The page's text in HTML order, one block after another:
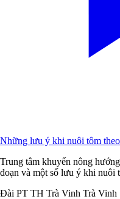
Những lưu ý khi nuôi tôm
Trung tâm khuyến nông
đoạn và một số lưu ý khi nuôi
Đài PT TH Trà Vinh Trà Vinh